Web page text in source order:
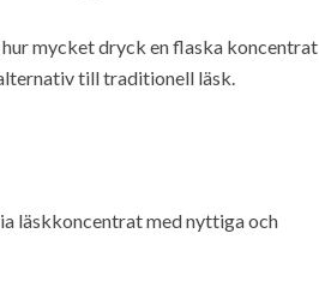
mycket dryck en flaska koncentrat
till traditionell läsk.
läskkoncentrat med nyttiga och